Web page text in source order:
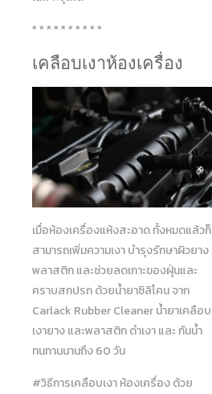
* * * * * * * * * *
เคลือบเงาห้องเครื่อง
เมื่อห้องเครื่องแห้งสะอาด ทั้งหมดแล้วก็
สามารถเพิ่มความเงา บำรุงรักษาผิวยาง
พลาสติก และช่วยลดเกาะของฝุ่นและ
คราบสกปรก ด้วยน้ำยาซิลิโคน จาก
Carlack Rubber Cleaner น้ำยาเคลือบ
เงายาง และพลาสติก ดำเงา และ กันน้ำ
ทนทานนานถึง 60 วัน
#วิธีการเคลือบเงา ห้องเครื่อง ด้วย